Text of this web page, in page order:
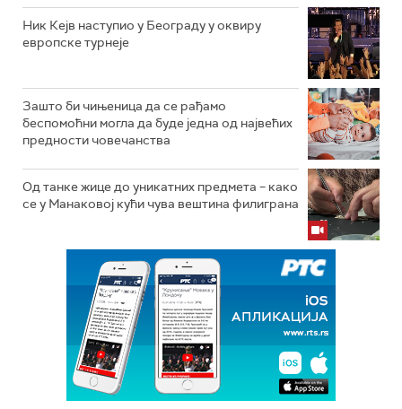
Ник Кејв наступио у Београду у оквиру
европске турнеје
Зашто би чињеница да се рађамо
беспомоћни могла да буде једна од највећих
предности човечанства
Од танке жице до уникатних предмета – како
се у Манаковој кући чува вештина филиграна